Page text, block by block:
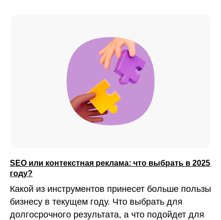
SEO или контекстная реклама: что выбрать в 2025
году?
Какой из инструментов принесет больше пользы
бизнесу в текущем году. Что выбрать для
долгосрочного результата, а что подойдет для